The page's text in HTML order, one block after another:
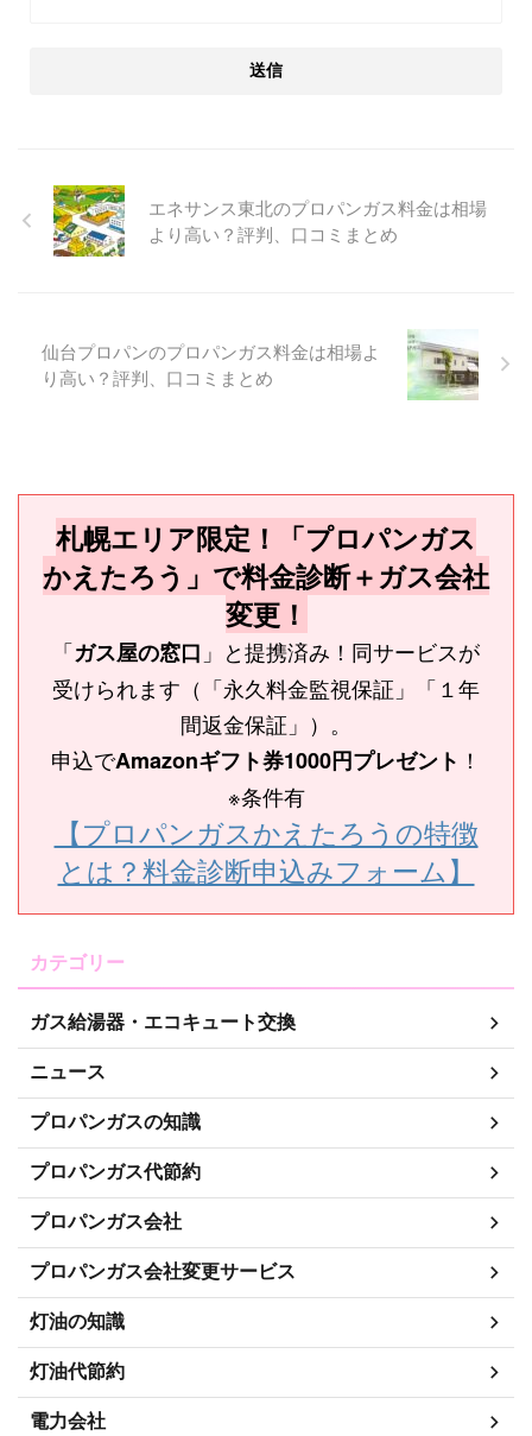
エネサンス東北のプロパンガス料金は相場
より高い？評判、口コミまとめ
仙台プロパンのプロパンガス料金は相場よ
り高い？評判、口コミまとめ
札幌エリア限定！「プロパンガス
かえたろう」で料金診断＋ガス会社
変更！
「ガス屋の窓口 」と提携済み！同サービスが
受けられます（「永久料金監視保証」「１年
間返金保証」）。
申込でAmazonギフト券1000円プレゼント ！
※条件有
【プロパンガスかえたろうの特徴
とは？料金診断申込みフォーム】
カテゴリー
ガス給湯器・エコキュート交換
ニュース
プロパンガスの知識
プロパンガス代節約
プロパンガス会社
プロパンガス会社変更サービス
灯油の知識
灯油代節約
電力会社